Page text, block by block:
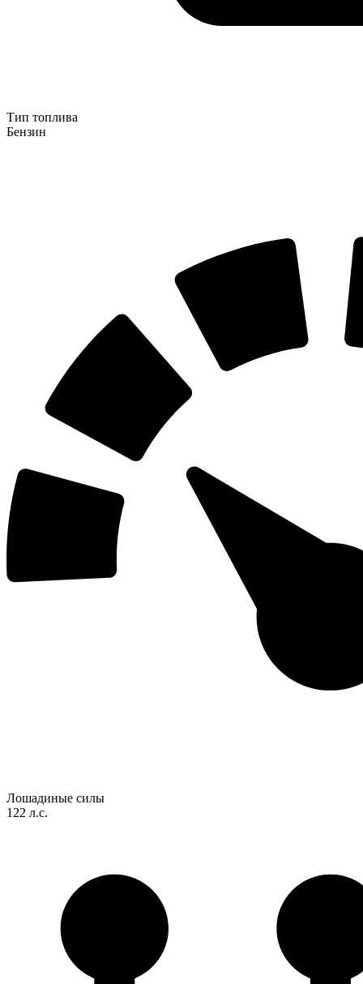
Тип топлива
Бензин
Лошадиные силы
122 л.с.